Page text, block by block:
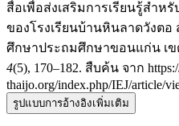
สื่อเพื่อส่งเสริมการเรียนรู้สำห
ของโรงเรียนบ้านหินลาดวังต
ศึกษาประถมศึกษาขอนแก่น เข
4(5), 170–182. สืบค้น จาก
thaijo.org/index.php/IEJ/article/
รูปแบบการอ้างอิงเพิ่มเติม